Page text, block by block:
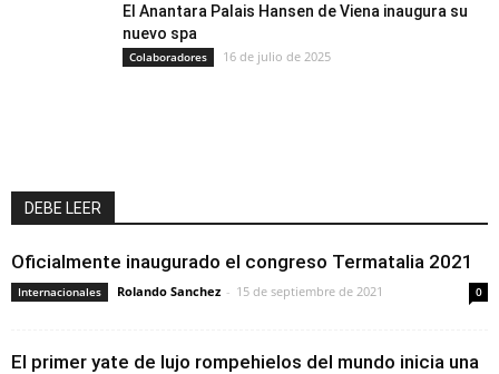
El Anantara Palais Hansen de Viena inaugura su
nuevo spa
Colaboradores 16 de julio de 2025
DEBE LEER
Oficialmente inaugurado el congreso Termatalia 2021
Internacionales Rolando Sanchez - 15 de septiembre de 2021 0
El primer yate de lujo rompehielos del mundo inicia una